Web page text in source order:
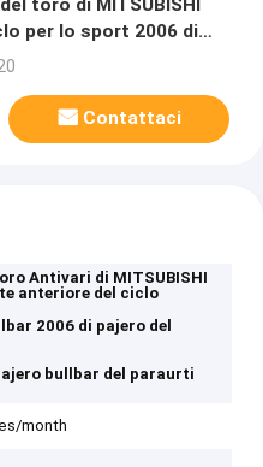
toro di MITSUBISHI
per lo sport 2006 di
Contattaci
Antivari di MITSUBISHI
anteriore del ciclo
2006 di pajero del
bullbar del paraurti
month